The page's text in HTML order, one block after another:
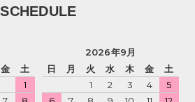
SCHEDULE
金
土
1
2026年9月
日
月 火 水 木 金
土
1
2 3 4
5